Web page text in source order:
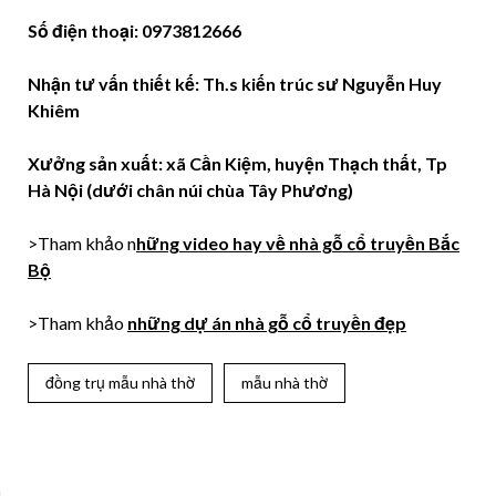
Số điện thoại: 0973812666
Nhận tư vấn thiết kế: Th.s kiến trúc sư Nguyễn Huy
Khiêm
Xưởng sản xuất: xã Cần Kiệm, huyện Thạch thất, Tp
Hà Nội (dưới chân núi chùa Tây Phương)
>Tham khảo những video hay về nhà gỗ cổ truyền Bắc
Bộ
>Tham khảo những dự án nhà gỗ cổ truyền đẹp
đồng trụ mẫu nhà thờ mẫu nhà thờ